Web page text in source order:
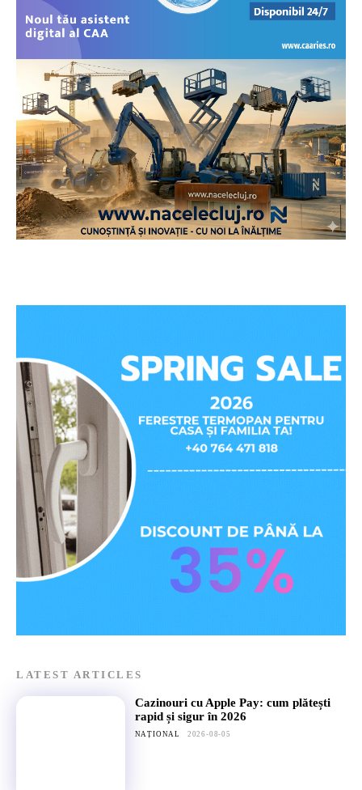
LATEST ARTICLES
Cazinouri cu Apple Pay: cum plătești
rapid și sigur în 2026
NAȚIONAL 2026-08-05